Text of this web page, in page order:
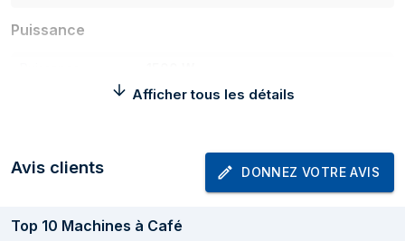
Puissance
Classe d'efficacité
A
automatique de
Poids et dimensions
Afficher tous les détails
Avis clients DONNEZ VOTRE AVIS
Top 10 Machines à Café